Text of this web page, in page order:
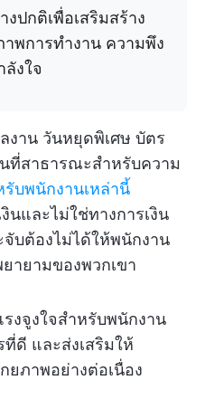
งปกติเพื่อเสริมสร้าง
พการทำงาน ความพึง
งใจ
งาน วันหยุดพิเศษ บัตร
ที่สาธารณะสำหรับความ
บพนักงานเหล่านี้
นและไม่ใช่ทางการเงิน
บต้องไม่ได้ให้พนักงาน
ายามของพวกเขา
งจูงใจสำหรับพนักงาน
ดี และส่งเสริมให้
ยภาพอย่างต่อเนื่อง